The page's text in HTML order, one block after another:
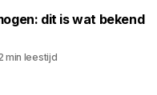
dit is wat bekend
min leestijd